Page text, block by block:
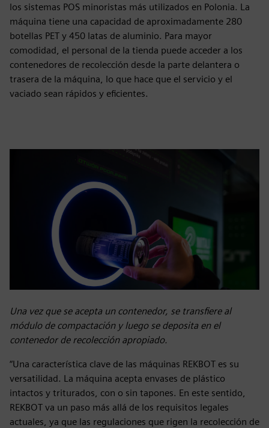
los sistemas POS minoristas más utilizados en Polonia. La
máquina tiene una capacidad de aproximadamente 280
botellas PET y 450 latas de aluminio. Para mayor
comodidad, el personal de la tienda puede acceder a los
contenedores de recolección desde la parte delantera o
trasera de la máquina, lo que hace que el servicio y el
vaciado sean rápidos y eficientes.
Una vez que se acepta un contenedor, se transfiere al
módulo de compactación y luego se deposita en el
contenedor de recolección apropiado.
“Una característica clave de las máquinas REKBOT es su
versatilidad. La máquina acepta envases de plástico
intactos y triturados, con o sin tapones. En este sentido,
REKBOT va un paso más allá de los requisitos legales
actuales, ya que las regulaciones que rigen la recolección de